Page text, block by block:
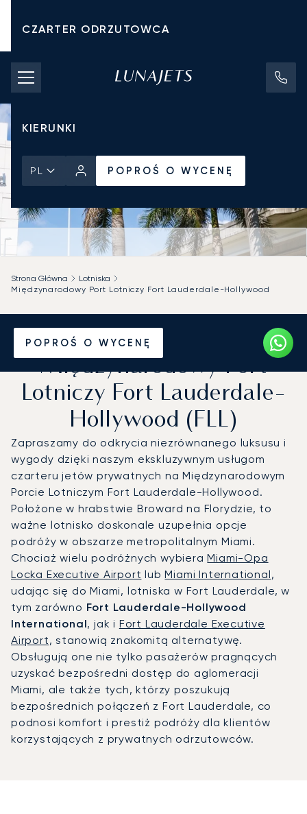
CZARTER ODRZUTOWCA
KOSZTY CZARTERU
PRYWATNE ODRZUTOWCE
KIERUNKI
PL POPROŚ O WYCENĘ
POPROŚ O WYCENĘ
Strona Główna
Lotniska
Międzynarodowy Port Lotniczy Fort Lauderdale-Hollywood
Prywatny odrzutowiec na
Międzynarodowy Port
Lotniczy Fort Lauderdale-
Hollywood (FLL)
Zapraszamy do odkrycia niezrównanego luksusu i
wygody dzięki naszym ekskluzywnym usługom
czarteru jetów prywatnych na Międzynarodowym
Porcie Lotniczym Fort Lauderdale-Hollywood.
Położone w hrabstwie Broward na Florydzie, to
ważne lotnisko doskonale uzupełnia opcje
podróży w obszarze metropolitalnym Miami.
Chociaż wielu podróżnych wybieraMiami-Opa
Locka Executive Airport lubMiami International,
udając się do Miami, lotniska w Fort Lauderdale, w
tym zarówno Fort Lauderdale-Hollywood
International, jak i Fort Lauderdale Executive
Airport, stanowią znakomitą alternatywę.
Obsługują one nie tylko pasażerów pragnących
uzyskać bezpośredni dostęp do aglomeracji
Miami, ale także tych, którzy poszukują
bezpośrednich połączeń z Fort Lauderdale, co
podnosi komfort i prestiż podróży dla klientów
korzystających z prywatnych odrzutowców.